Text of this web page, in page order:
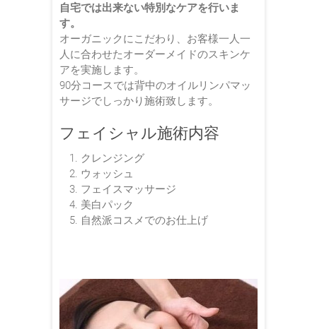
自宅では出来ない特別なケアを行いま
す。
オーガニックにこだわり、お客様一人一
人に合わせたオーダーメイドのスキンケ
アを実施します。
90分コースでは背中のオイルリンパマッ
サージでしっかり施術致します。
フェイシャル施術内容
クレンジング
ウォッシュ
フェイスマッサージ
美白パック
自然派コスメでのお仕上げ